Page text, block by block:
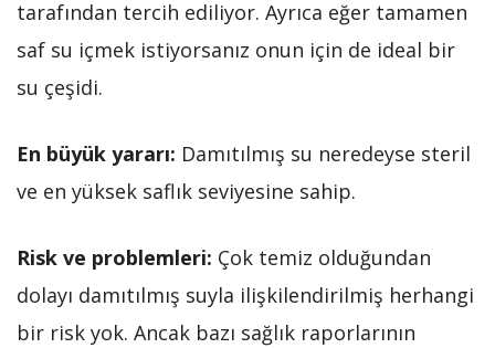
tarafından tercih ediliyor. Ayrıca eğer tamamen
saf su içmek istiyorsanız onun için de ideal bir
su çeşidi.
En büyük yararı: Damıtılmış su neredeyse steril
ve en yüksek saflık seviyesine sahip.
Risk ve problemleri: Çok temiz olduğundan
dolayı damıtılmış suyla ilişkilendirilmiş herhangi
bir risk yok. Ancak bazı sağlık raporlarının